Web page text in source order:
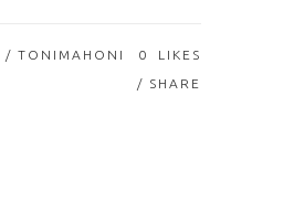
/ TONIMAHONI 0
LIKES
SHARE